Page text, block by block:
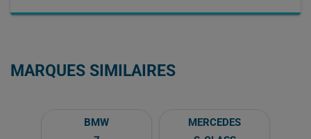
MARQUES SIMILAIRES
BMW
MERCEDES